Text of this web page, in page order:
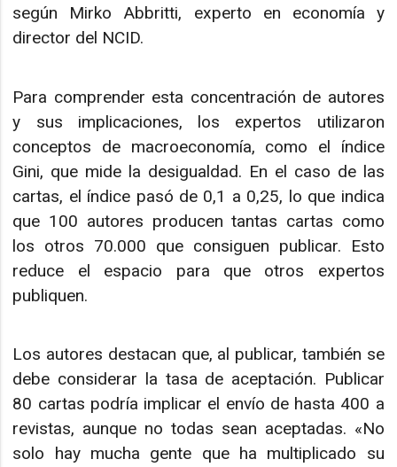
según Mirko Abbritti, experto en economía y
director del NCID.
Para comprender esta concentración de autores
y sus implicaciones, los expertos utilizaron
conceptos de macroeconomía, como el índice
Gini, que mide la desigualdad. En el caso de las
cartas, el índice pasó de 0,1 a 0,25, lo que indica
que 100 autores producen tantas cartas como
los otros 70.000 que consiguen publicar. Esto
reduce el espacio para que otros expertos
publiquen.
Los autores destacan que, al publicar, también se
debe considerar la tasa de aceptación. Publicar
80 cartas podría implicar el envío de hasta 400 a
revistas, aunque no todas sean aceptadas. «No
solo hay mucha gente que ha multiplicado su